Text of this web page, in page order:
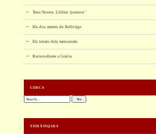
Terra Nostra. L’últim ‘pearson’
Els dos metres de Bellvitge
Els terrats dels menestrals
Racionalisme a Gràcia
CERCA
Cerca:
TEMÀTIQUES